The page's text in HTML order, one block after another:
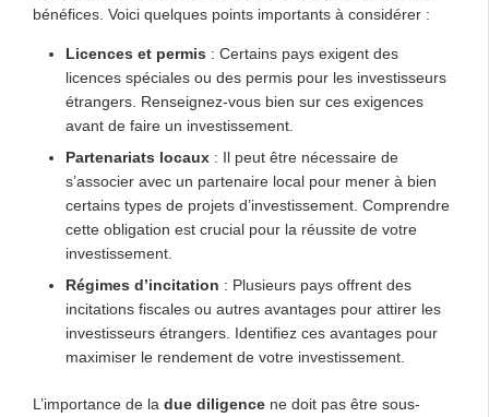
bénéfices. Voici quelques points importants à considérer :
Licences et permis : Certains pays exigent des
licences spéciales ou des permis pour les investisseurs
étrangers. Renseignez-vous bien sur ces exigences
avant de faire un investissement.
Partenariats locaux : Il peut être nécessaire de
s’associer avec un partenaire local pour mener à bien
certains types de projets d’investissement. Comprendre
cette obligation est crucial pour la réussite de votre
investissement.
Régimes d’incitation : Plusieurs pays offrent des
incitations fiscales ou autres avantages pour attirer les
investisseurs étrangers. Identifiez ces avantages pour
maximiser le rendement de votre investissement.
L’importance de la due diligence ne doit pas être sous-